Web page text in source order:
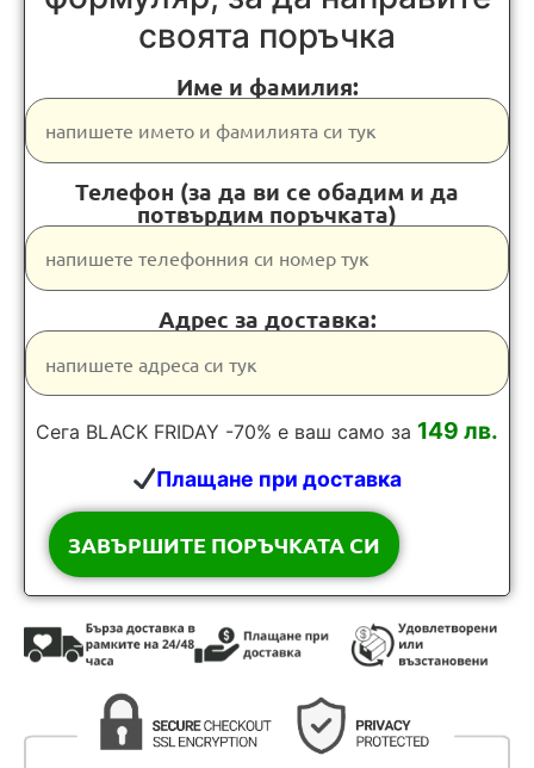
своята поръчка
Име и фамилия:
Телефон (за да ви се обадим и да
потвърдим поръчката)
Адрес за доставка:
Сега BLACK FRIDAY -70% е ваш само за 149 лв.
Плащане при доставка